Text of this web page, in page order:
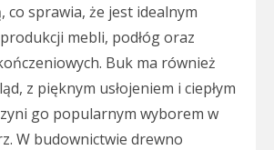
co sprawia, że jest idealnym
mebli, podłóg oraz
Buk ma również
z pięknym usłojeniem i ciepłym
go popularnym wyborem w
W budownictwie drewno